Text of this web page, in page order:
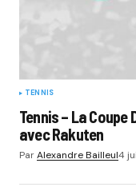
TENNIS
Tennis – La
avec Rakuten
ParAlexandre Bailleul4